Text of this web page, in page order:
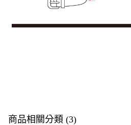
商品相關分類 (3)